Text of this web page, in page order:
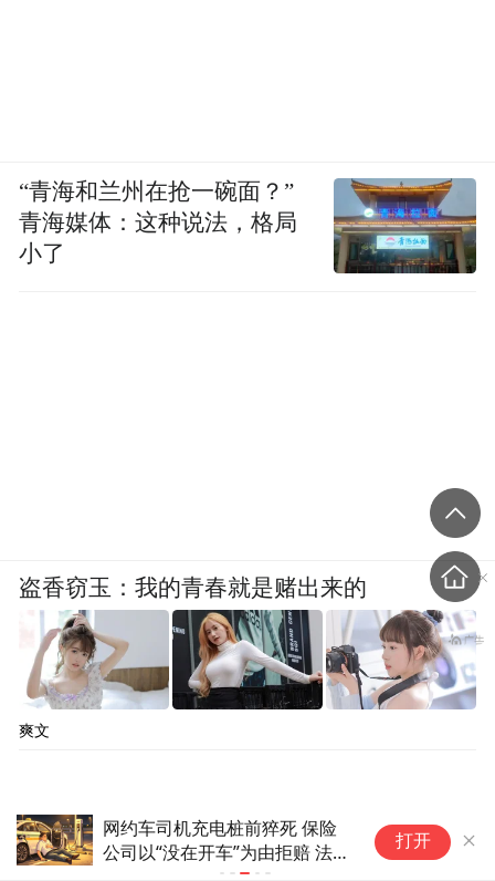
白宫宴会厅施工被叫停，特朗普
怒了：国家耻辱！
打开
“青海和兰州在抢一碗面？”
青海媒体：这种说法，格局
小了
盗香窃玉：我的青春就是赌出来的
爽文